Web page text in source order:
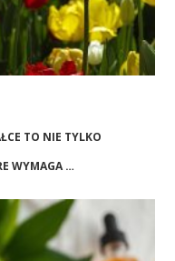
TO NIE TYLKO
WYMAGA …